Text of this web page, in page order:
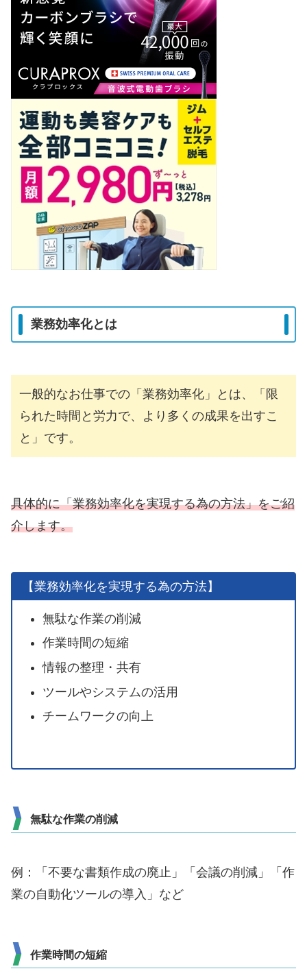
業務効率化とは
一般的なお仕事での「業務効率化」とは、「限
られた時間と労力で、より多くの成果を出すこ
と」です。
具体的に「業務効率化を実現する為の方法」をご紹
介します。
【業務効率化を実現する為の方法】
無駄な作業の削減
作業時間の短縮
情報の整理・共有
ツールやシステムの活用
チームワークの向上
無駄な作業の削減
例：「不要な書類作成の廃止」「会議の削減」「作
業の自動化ツールの導入」など
作業時間の短縮